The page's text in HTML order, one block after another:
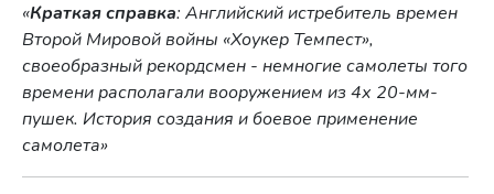
«Краткая справка: Английский истребитель времен
Второй Мировой войны «Хоукер Темпест»,
своеобразный рекордсмен - немногие самолеты того
времени располагали вооружением из 4х 20-мм-
пушек. История создания и боевое применение
самолета»